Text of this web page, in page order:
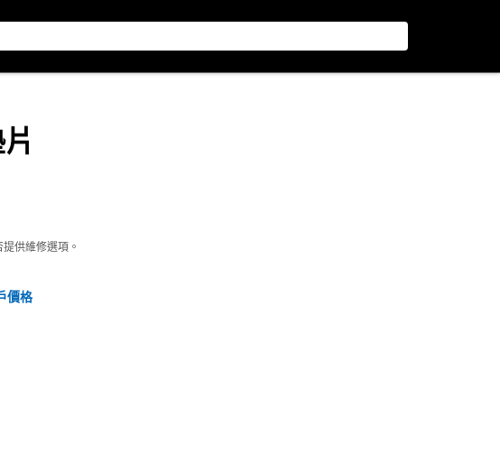
供維修選項。
價格